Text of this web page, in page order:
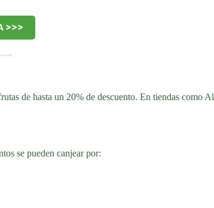
>>>
web.
de hasta un 20% de descuento. En tiendas como
se pueden canjear por: